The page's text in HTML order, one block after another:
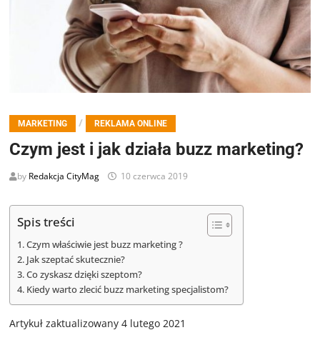
MARKETING / REKLAMA ONLINE
Czym jest i jak działa buzz marketing?
by Redakcja CityMag 10 czerwca 2019
Spis treści
Czym właściwie jest buzz marketing ?
Jak szeptać skutecznie?
Co zyskasz dzięki szeptom?
Kiedy warto zlecić buzz marketing specjalistom?
Artykuł zaktualizowany 4 lutego 2021